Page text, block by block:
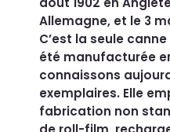
Allemagne, et le 3
C’est la seule
été manufacturée
connaissons
exemplaires. Elle
fabrication non